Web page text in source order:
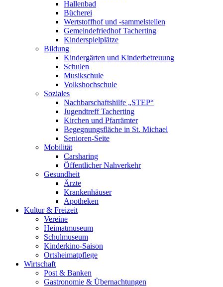
Hallenbad
Bücherei
Wertstoffhof und -sammelstellen
Gemeindefriedhof Tacherting
Kinderspielplätze
Bildung
Kindergärten und Kinderbetreuung
Schulen
Musikschule
Volkshochschule
Soziales
Nachbarschaftshilfe „STEP“
Jugendtreff Tacherting
Kirchen und Pfarrämter
Begegnungsfläche in St. Michael
Senioren-Seite
Mobilität
Carsharing
Öffentlicher Nahverkehr
Gesundheit
Ärzte
Krankenhäuser
Apotheken
Kultur & Freizeit
Vereine
Heimatmuseum
Schulmuseum
Kinderkino-Saison
Ortsheimatpflege
Wirtschaft
Post & Banken
Gastronomie & Übernachtungen